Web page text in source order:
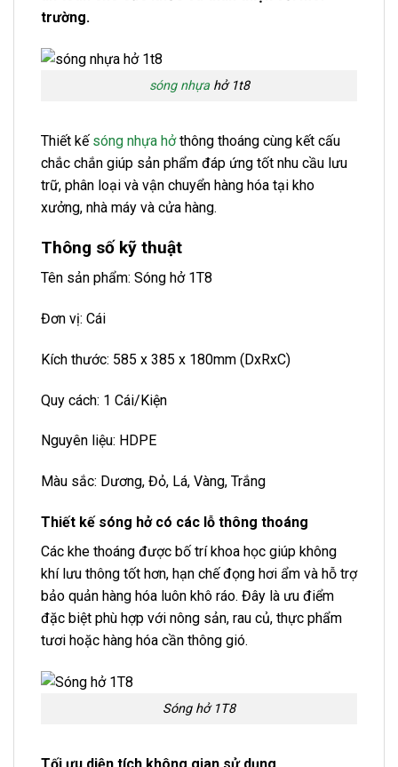
trường.
sóng nhựahở 1t8
Thiết kế sóng nhựa hởthông thoáng cùng kết cấu
chắc chắn giúp sản phẩm đáp ứng tốt nhu cầu lưu
trữ, phân loại và vận chuyển hàng hóa tại kho
xưởng, nhà máy và cửa hàng.
Thông số kỹ thuật
Tên sản phẩm: Sóng hở 1T8
Đơn vị: Cái
Kích thước: 585 x 385 x 180mm (DxRxC)
Quy cách: 1 Cái/Kiện
Nguyên liệu: HDPE
Màu sắc: Dương, Đỏ, Lá, Vàng, Trắng
Thiết kế sóng hở có các lỗ thông thoáng
Các khe thoáng được bố trí khoa học giúp không
khí lưu thông tốt hơn, hạn chế đọng hơi ẩm và hỗ trợ
bảo quản hàng hóa luôn khô ráo. Đây là ưu điểm
đặc biệt phù hợp với nông sản, rau củ, thực phẩm
tươi hoặc hàng hóa cần thông gió.
Sóng hở 1T8
Tối ưu diện tích không gian sử dụng